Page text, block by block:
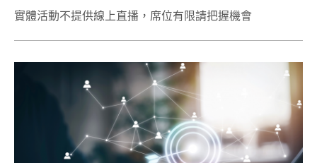
實體活動不提供線上直播，席位有限請把握機會